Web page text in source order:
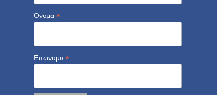
Όνομα *
Επώνυμο *